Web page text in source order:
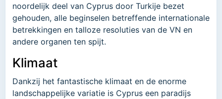
noordelijk deel van Cyprus door Turkije bezet
gehouden, alle beginselen betreffende internationale
betrekkingen en talloze resoluties van de VN en
andere organen ten spijt.
Klimaat
Dankzij het fantastische klimaat en de enorme
landschappelijke variatie is Cyprus een paradijs